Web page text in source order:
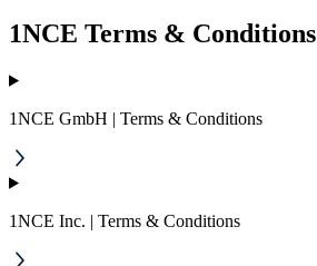
1NCE Terms & Conditions
1NCE GmbH | Terms & Conditions
1NCE Inc. | Terms & Conditions